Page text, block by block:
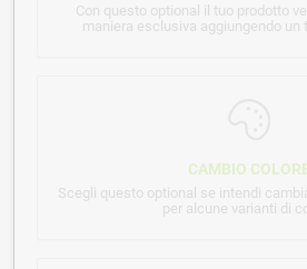
Con questo optional il tuo prodotto
maniera esclusiva aggiungendo un
CAMBIO
Scegli questo optional se intendi
per alcune varianti di